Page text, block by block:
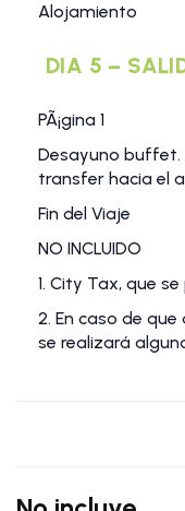
Alojamiento
DIA 5 –
PÃ¡gina 1
Desayuno buffet.
transfer hacia el
Fin del Viaje
NO INCLUIDO
1. City Tax, que
2. En caso de
se realizará